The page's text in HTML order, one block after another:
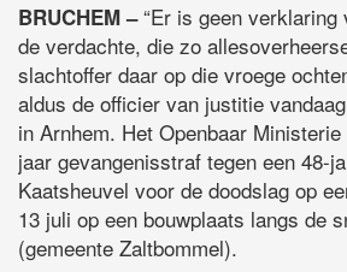
BRUCHEM –“Er is geen
de verdachte, die zo
slachtoffer daar op die vroege
aldus de officier van justitie
in Arnhem. Het Openbaar
jaar gevangenisstraf tegen een 48-
Kaatsheuvel voor de doodslag op
13 juli op een bouwplaats langs de
(gemeente Zaltbommel).